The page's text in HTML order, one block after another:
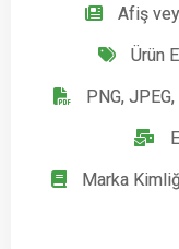
Afiş
Ürün
PNG,
Marka